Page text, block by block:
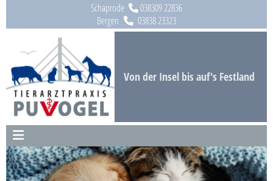
Zum Inhalt springenSchaprode 038309 22836
Bergen  03838 23323
Von der Insel bis auf's Festland